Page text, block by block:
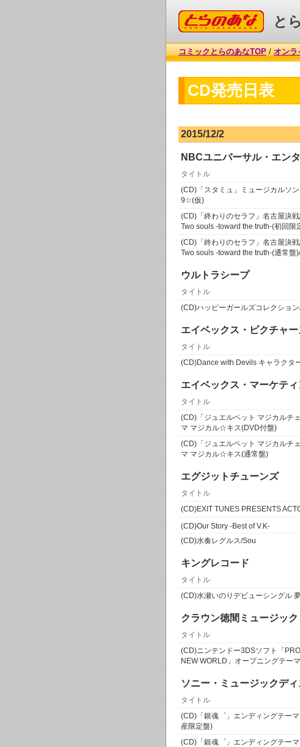
コミックとらのあな と
コミックとらのあなTOP/オンラ
CD発売日表
2015/12/2
NBCユニバーサル・エン
タイトル
(CD)「スタミュ」ミュージカルソ
9☆(仮)
(CD)「終わりのセラフ」名古屋決
Two souls -toward the truth-(初回限
(CD)「終わりのセラフ」名古屋決
Two souls -toward the truth-(通常盤
ウルトラシープ
タイトル
(CD)ハッピーガールズコレクショ
エイベックス・ピクチャー
タイトル
(CD)Dance with Devils キャラクタ
エイベックス・マーケテ
タイトル
(CD)「ジュエルペット マジカルチ
マ マジカル☆キス(DVD付盤)
(CD)「ジュエルペット マジカルチ
マ マジカル☆キス(通常盤)
エグジットチューンズ
タイトル
(CD)EXIT TUNES PRESENTS
(CD)Our Story -Best of V.K-
(CD)水奏レグルス/Sou
キングレコード
タイトル
(CD)水瀬いのりデビューシングル
クラウン徳間ミュージック
タイトル
(CD)ニンテンドー3DSソフト「
NEW WORLD」オープニングテー
ソニー・ミュージックデ
タイトル
(CD)「銀魂゜」エンディングテー
産限定盤)
(CD)「銀魂゜」エンディングテー